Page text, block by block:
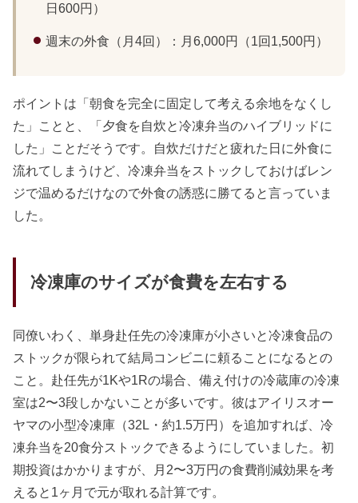
日600円）
週末の外食（月4回）：月6,000円（1回1,500円）
ポイントは「朝食を完全に固定して考える余地をなくし
た」ことと、「夕食を自炊と冷凍弁当のハイブリッドに
した」ことだそうです。自炊だけだと疲れた日に外食に
流れてしまうけど、冷凍弁当をストックしておけばレン
ジで温めるだけなので外食の誘惑に勝てると言っていま
した。
冷凍庫のサイズが食費を左右する
同僚いわく、単身赴任先の冷凍庫が小さいと冷凍食品の
ストックが限られて結局コンビニに頼ることになるとの
こと。赴任先が1Kや1Rの場合、備え付けの冷蔵庫の冷凍
室は2〜3段しかないことが多いです。彼はアイリスオー
ヤマの小型冷凍庫（32L・約1.5万円）を追加すれば、冷
凍弁当を20食分ストックできるようにしていました。初
期投資はかかりますが、月2〜3万円の食費削減効果を考
えると1ヶ月で元が取れる計算です。